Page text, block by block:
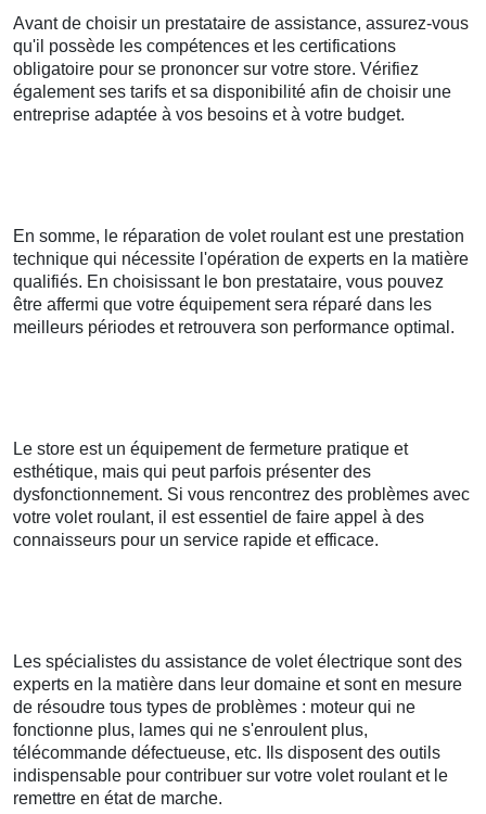
Avant de choisir un prestataire de assistance, assurez-vous
qu'il possède les compétences et les certifications
obligatoire pour se prononcer sur votre store. Vérifiez
également ses tarifs et sa disponibilité afin de choisir une
entreprise adaptée à vos besoins et à votre budget.
En somme, le réparation de volet roulant est une prestation
technique qui nécessite l'opération de experts en la matière
qualifiés. En choisissant le bon prestataire, vous pouvez
être affermi que votre équipement sera réparé dans les
meilleurs périodes et retrouvera son performance optimal.
Le store est un équipement de fermeture pratique et
esthétique, mais qui peut parfois présenter des
dysfonctionnement. Si vous rencontrez des problèmes avec
votre volet roulant, il est essentiel de faire appel à des
connaisseurs pour un service rapide et efficace.
Les spécialistes du assistance de volet électrique sont des
experts en la matière dans leur domaine et sont en mesure
de résoudre tous types de problèmes : moteur qui ne
fonctionne plus, lames qui ne s'enroulent plus,
télécommande défectueuse, etc. Ils disposent des outils
indispensable pour contribuer sur votre volet roulant et le
remettre en état de marche.